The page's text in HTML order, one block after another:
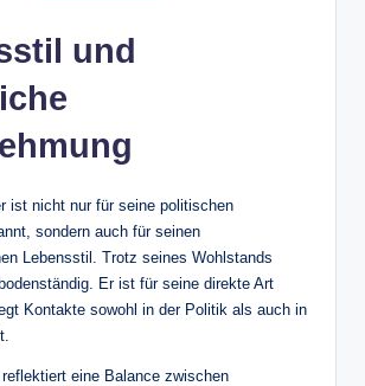
und
ist nicht nur für seine politischen
sondern auch für seinen
Lebensstil. Trotz seines Wohlstands
Er ist für seine direkte Art
Kontakte sowohl in der Politik als auch in
eine Balance zwischen